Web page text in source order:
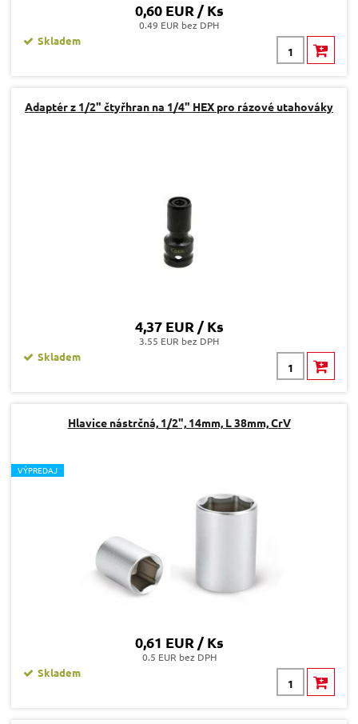
0,60 EUR / Ks
0.49 EUR bez DPH
Skladem
Adaptér z 1/2" čtyřhran na 1/4" HEX pro rázové utahováky
4,37 EUR / Ks
3.55 EUR bez DPH
Skladem
Hlavice nástrčná, 1/2", 14mm, L 38mm, CrV
VÝPREDAJ
0,61 EUR / Ks
0.5 EUR bez DPH
Skladem